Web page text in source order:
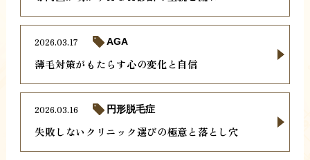
薄毛対策がもたらす心の変化と自信
2026.03.17 AGA
失敗しないクリニック選びの極意と落とし穴
2026.03.16 円形脱毛症